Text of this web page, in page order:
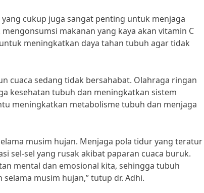
cukup juga sangat penting untuk menjaga
makanan yang kaya akan vitamin C
meningkatkan daya tahan tubuh agar tidak
cuaca sedang tidak bersahabat. Olahraga ringan
kesehatan tubuh dan meningkatkan sistem
meningkatkan metabolisme tubuh dan menjaga
musim hujan. Menjaga pola tidur yang teratur
sel-sel yang rusak akibat paparan cuaca buruk.
mental dan emosional kita, sehingga tubuh
musim hujan,” tutup dr. Adhi.